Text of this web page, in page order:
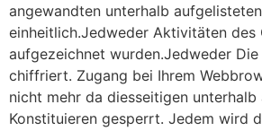
angewandten unterhalb
einheitlich.Jedweder Aktivitäten des
aufgezeichnet wurden.Jedweder
chiffriert. Zugang bei Ihrem
nicht mehr da diesseitigen
Konstituieren gesperrt. Jedem wird